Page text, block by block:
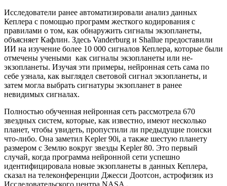
Исследователи ранее автоматизировали анализ данных
Кеплера с помощью программ жесткого кодирования с
правилами о том, как обнаружить сигналы экзопланеты,
объясняет Кафлин. Здесь Vanderburg и Shallue предоставили
ИИ на изучение более 10 000 сигналов Кеплера, которые были
отмечены учеными как сигналы экзопланеты или не-
экзопланеты. Изучая эти примеры, нейронная сеть сама по
себе узнала, как выглядел световой сигнал экзопланеты, и
затем могла выбрать сигнатуры экзопланет в ранее
невидимых сигналах.
Полностью обученная нейронная сеть рассмотрела 670
звездных систем, которые, как известно, имеют несколько
планет, чтобы увидеть, пропустили ли предыдущие поиски
что-либо. Она заметил Kepler 90i, а также шестую планету
размером с Землю вокруг звезды Kepler 80. Это первый
случай, когда программа нейронной сети успешно
идентифицировала новые экзопланеты в данных Кеплера,
сказал на телеконференции Джесси Доотсон, астрофизик из
Исследовательского центра NASA .